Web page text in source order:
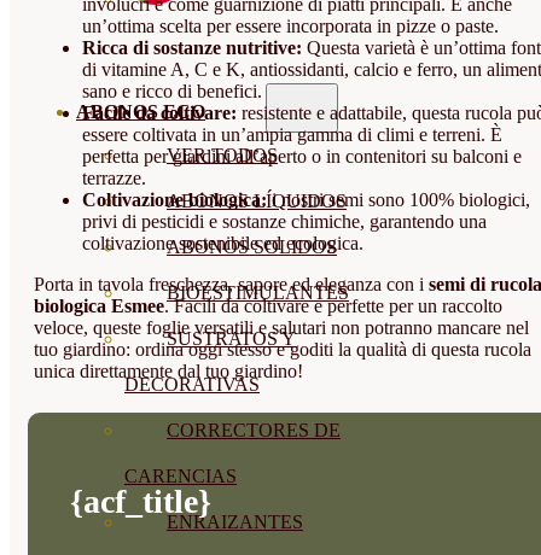
ABONOS ECO
VER TODOS
ABONOS LÍQUIDOS
ABONOS SOLIDOS
BIOESTIMULANTES
SUSTRATOS Y
DECORATIVAS
CORRECTORES DE
CARENCIAS
ENRAIZANTES
un’ottima scelta per essere incorporata in pizze o paste.
Ricca di sostanze nutritive: Questa varietà è un’ottima
di vitamine A, C e K, antiossidanti, calcio e ferro, un
sano e ricco di benefici.
Facile da coltivare: resistente e adattabile, questa rucola
essere coltivata in un’ampia gamma di climi e terreni. È
perfetta per giardini all’aperto o in contenitori su balconi e
terrazze.
Coltivazione biologica:i nostri semi sono 100% biologici,
privi di pesticidi e sostanze chimiche, garantendo una
coltivazione sostenibile ed ecologica.
Porta in tavola freschezza, sapore ed eleganza con i semi di rucola
biologica Esmee. Facili da coltivare e perfette per un raccolto
veloce, queste foglie versatili e salutari non potranno mancare nel
tuo giardino: ordina oggi stesso e goditi la qualità di questa rucola
unica direttamente dal tuo giardino!
{acf_title}